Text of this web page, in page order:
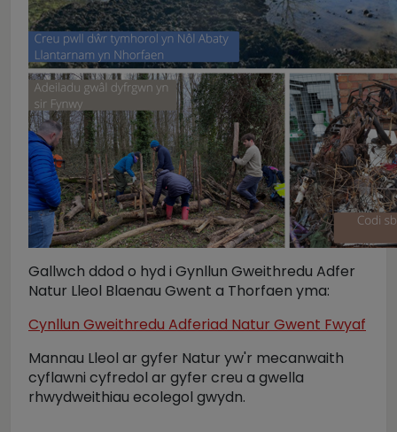
Gallwch ddod o hyd i Gynllun Gweithredu Adfer
Natur Lleol Blaenau Gwent a Thorfaen yma:
Cynllun Gweithredu Adferiad Natur Gwent Fwyaf
Mannau Lleol ar gyfer Natur yw'r mecanwaith
cyflawni cyfredol ar gyfer creu a gwella
rhwydweithiau ecolegol gwydn.